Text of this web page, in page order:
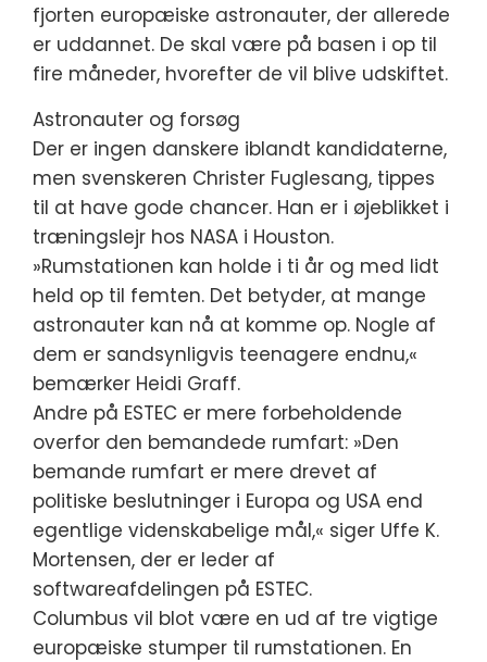
fjorten europæiske astronauter, der allerede
er uddannet. De skal være på basen i op til
fire måneder, hvorefter de vil blive udskiftet.
Astronauter og forsøg
Der er ingen danskere iblandt kandidaterne,
men svenskeren Christer Fuglesang, tippes
til at have gode chancer. Han er i øjeblikket i
træningslejr hos NASA i Houston.
»Rumstationen kan holde i ti år og med lidt
held op til femten. Det betyder, at mange
astronauter kan nå at komme op. Nogle af
dem er sandsynligvis teenagere endnu,«
bemærker Heidi Graff.
Andre på ESTEC er mere forbeholdende
overfor den bemandede rumfart: »Den
bemande rumfart er mere drevet af
politiske beslutninger i Europa og USA end
egentlige videnskabelige mål,« siger Uffe K.
Mortensen, der er leder af
softwareafdelingen på ESTEC.
Columbus vil blot være en ud af tre vigtige
europæiske stumper til rumstationen. En